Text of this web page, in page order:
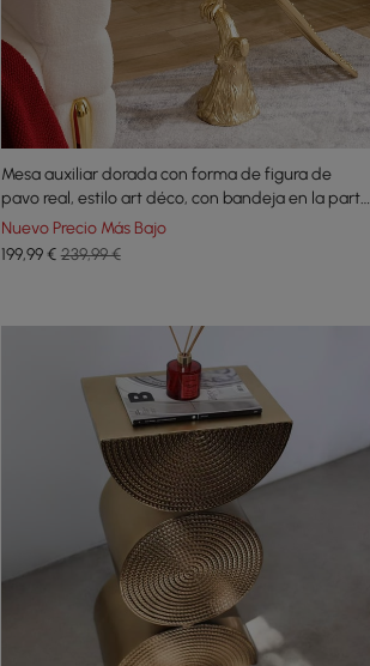
Mesa auxiliar dorada con forma de figura de
pavo real, estilo art déco, con bandeja en la parte
superior
Nuevo Precio Más Bajo
199,99€ 239,99 €